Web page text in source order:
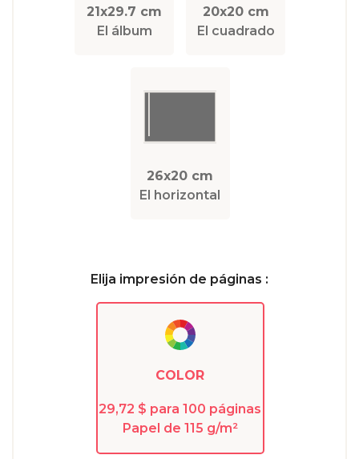
21x29.7 cm
El álbum
20x20 cm
El cuadrado
26x20 cm
El horizontal
Elija impresión de páginas :
COLOR
29,72 $ para 100 páginas
Papel de 115 g/m²